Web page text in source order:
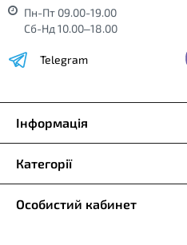
Пн-Пт 09.00-19.00
Сб-Нд 10.00–18.00
Telegram
Інформація
Категорії
Особистий кабинет